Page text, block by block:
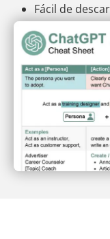
Fácil de